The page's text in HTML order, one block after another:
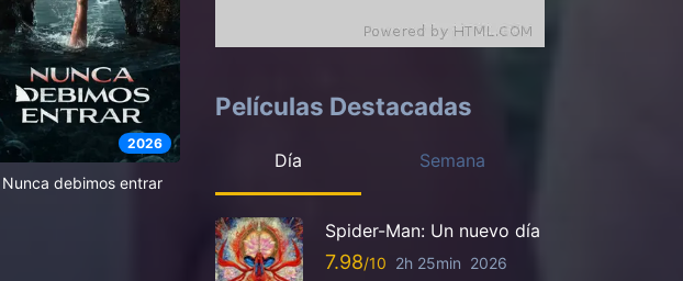
2026
Nunca debimos entrar
Películas Destacadas
Día Semana
Spider-Man: Un nuevo día
7.98 2h 25min 2026